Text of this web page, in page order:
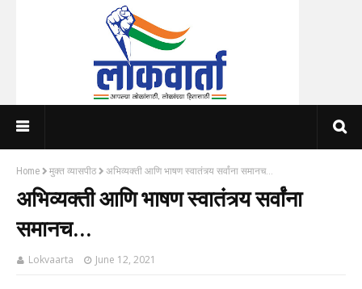
Home मुक्त व्यासपीठ अभिव्यक्ती आणि भाषण स्वातंत्र्य सर्वांना समानच...
अभिव्यक्ती आणि भाषण स्वातंत्र्य सर्वांना
समानच...
Lokvaarta June 12, 2021